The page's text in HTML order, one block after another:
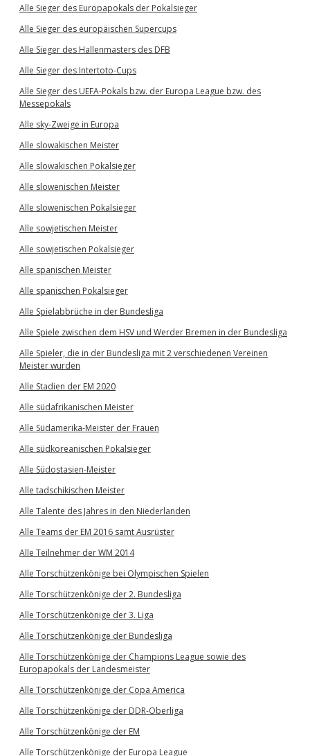
Alle Sieger des Europapokals der Pokalsieger
Alle Sieger des europäischen Supercups
Alle Sieger des Hallenmasters des DFB
Alle Sieger des Intertoto-Cups
Alle Sieger des UEFA-Pokals bzw. der Europa League bzw. des
Messepokals
Alle sky-Zweige in Europa
Alle slowakischen Meister
Alle slowakischen Pokalsieger
Alle slowenischen Meister
Alle slowenischen Pokalsieger
Alle sowjetischen Meister
Alle sowjetischen Pokalsieger
Alle spanischen Meister
Alle spanischen Pokalsieger
Alle Spielabbrüche in der Bundesliga
Alle Spiele zwischen dem HSV und Werder Bremen in der Bundesliga
Alle Spieler, die in der Bundesliga mit 2 verschiedenen Vereinen
Meister wurden
Alle Stadien der EM 2020
Alle südafrikanischen Meister
Alle Südamerika-Meister der Frauen
Alle südkoreanischen Pokalsieger
Alle Südostasien-Meister
Alle tadschikischen Meister
Alle Talente des Jahres in den Niederlanden
Alle Teams der EM 2016 samt Ausrüster
Alle Teilnehmer der WM 2014
Alle Torschützenkönige bei Olympischen Spielen
Alle Torschützenkönige der 2. Bundesliga
Alle Torschützenkönige der 3. Liga
Alle Torschützenkönige der Bundesliga
Alle Torschützenkönige der Champions League sowie des
Europapokals der Landesmeister
Alle Torschützenkönige der Copa America
Alle Torschützenkönige der DDR-Oberliga
Alle Torschützenkönige der EM
Alle Torschützenkönige der Europa League